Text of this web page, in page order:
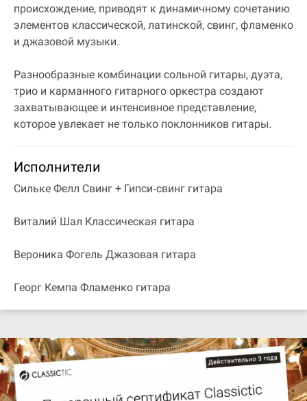
происхождение, приводят к динамичному сочетанию
элементов классической, латинской, свинг, фламенко
и джазовой музыки.
Разнообразные комбинации сольной гитары, дуэта,
трио и карманного гитарного оркестра создают
захватывающее и интенсивное представление,
которое увлекает не только поклонников гитары.
Исполнители
Сильке Фелл Свинг + Гипси‐свинг гитара
Виталий Шал Классическая гитара
Вероника Фогель Джазовая гитара
Георг Кемпа Фламенко гитара